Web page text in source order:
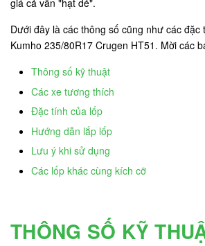
giá cả vẫn "hạt dẻ".
Dưới đây là các thông số cũng như các đặc
Kumho 235/80R17 Crugen HT51. Mời các
Thông số kỹ thuật
Các xe tương thích
Đặc tính của lốp
Hướng dẫn lắp lốp
Lưu ý khi sử dụng
Các lốp khác cùng kích cỡ
THÔNG SỐ KỸ